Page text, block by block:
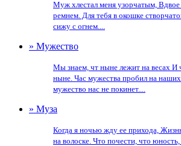
Муж хлестал меня узорчатым,
ремнем. Для тебя в окошке
сижу с огнем....
» Мужество
Мы знаем, чт ныне лежит на весах И
ныне. Час мужества пробил на
мужество нас не покинет....
» Муза
Когда я ночью жду ее прихода,
на волоске. Что почести, что